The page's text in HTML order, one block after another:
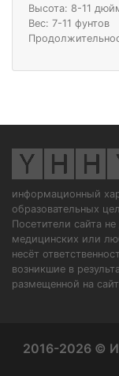
Высота: 8-11
Вес: 7-11 фунтов
информационный
образовательных
Посетители сайта
медицинских или
несёт
возникшие в
размещенной на
2016-2026 ©